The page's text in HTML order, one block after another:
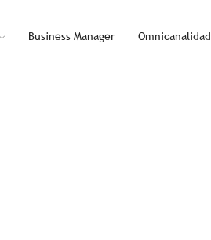
Business Manager Omnicanalidad